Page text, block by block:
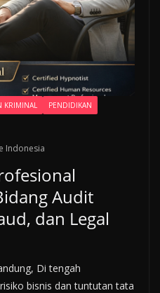
KRIMINAL
PENDIDIKAN
Indonesia
Audit
dan Legal
Di tengah
bisnis dan tuntutan tata